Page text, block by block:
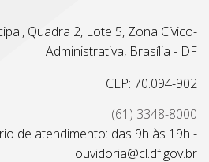
Quadra 2, Lote 5, Zona Cívico-
Administrativa, Brasília - DF
CEP: 70.094-902
(61) 3348-8000
de atendimento: das 9h às 19h -
ouvidoria@cl.df.gov.br